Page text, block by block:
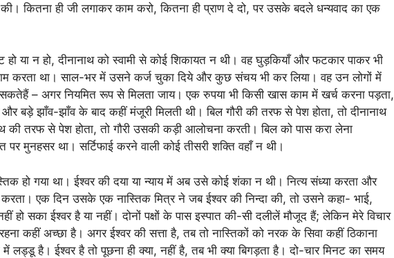
कितना ही जी लगाकर काम करो, कितना ही प्राण दे दो, पर उसके बदले धन्यवाद का एक
हो या न हो, दीनानाथ को स्वामी से कोई शिकायत न थी। वह घुड़कियाँ और फटकार पाकर भी
करता था। साल-भर में उसने कर्ज चुका दिये और कुछ संचय भी कर लिया। वह उन लोगों में
– अगर नियमित रूप से मिलता जाय। एक रुपया भी किसी खास काम में खर्च करना पड़ता,
और बड़े झाँव-झाँव के बाद कहीं मंजूरी मिलती थी। बिल गौरी की तरफ से पेश होता, तो दीनानाथ
की तरफ से पेश होता, तो गौरी उसकी कड़ी आलोचना करती। बिल को पास करा लेना
पर मुनहसर था। सर्टिफाई करने वाली कोई तीसरी शक्ति वहाँ न थी।
हो गया था। ईश्वर की दया या न्याय में अब उसे कोई शंका न थी। नित्य संध्या करता और
करता। एक दिन उसके एक नास्तिक मित्र ने जब ईश्वर की निन्दा की, तो उसने कहा- भाई,
सका ईश्वर है या नहीं। दोनों पक्षों के पास इस्पात की-सी दलीलें मौजूद हैं; लेकिन मेरे विचार
कहीं अच्छा है। अगर ईश्वर की सत्ता है, तब तो नास्तिकों को नरक के सिवा कहीं ठिकाना
लड्डू है। ईश्वर है तो पूछना ही क्या, नहीं है, तब भी क्या बिगड़ता है। दो-चार मिनट का समय